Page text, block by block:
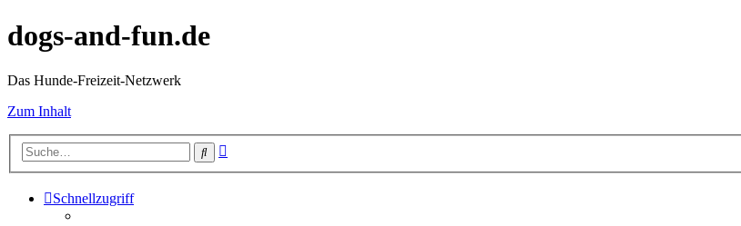
dogs-and-fun.de
Das Hunde-Freizeit-Netzwerk
Zum Inhalt
Suche
Schnellzugriff